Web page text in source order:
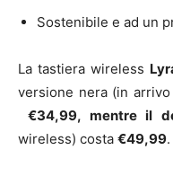
Sostenibile e ad un
La tastiera wireless
versione nera (in
€34,99, mentre il
wireless) costa €49,99.